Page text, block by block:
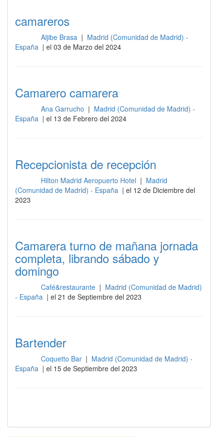
camareros
Aljibe Brasa | Madrid (Comunidad de Madrid) -
España | el 03 de Marzo del 2024
Camarero camarera
Ana Garrucho | Madrid (Comunidad de Madrid) -
España | el 13 de Febrero del 2024
Recepcionista de recepción
Hilton Madrid Aeropuerto Hotel | Madrid
(Comunidad de Madrid) - España | el 12 de Diciembre del
2023
Camarera turno de mañana jornada
completa, librando sábado y
domingo
Café&restaurante | Madrid (Comunidad de Madrid)
- España | el 21 de Septiembre del 2023
Bartender
Coquetto Bar | Madrid (Comunidad de Madrid) -
España | el 15 de Septiembre del 2023